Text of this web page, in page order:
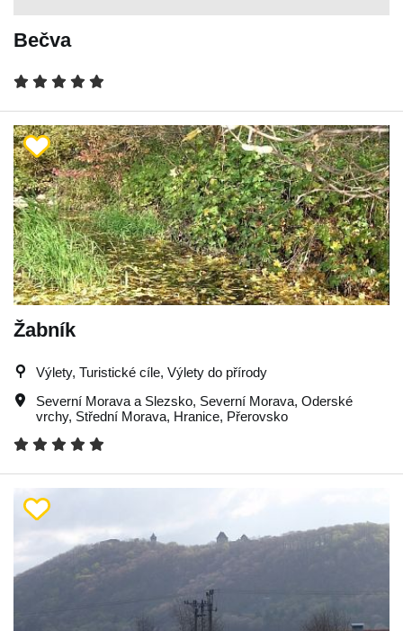
Bečva
Žabník
Výlety, Turistické cíle, Výlety do přírody
Severní Morava a Slezsko, Severní Morava, Oderské
vrchy, Střední Morava, Hranice, Přerovsko